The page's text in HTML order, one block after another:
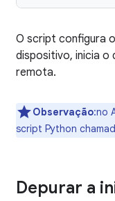
O script configura
dispositivo, inicia
remota.
Observação:no
script Python
Depurar a